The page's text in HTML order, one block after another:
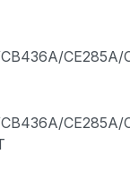
CE285A/
CE285A/